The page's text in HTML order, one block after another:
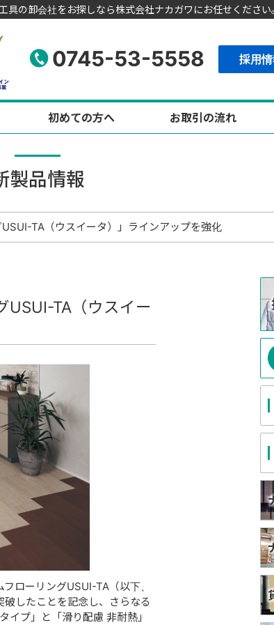
の卸会社をお探しなら株式会社ナカガワにお任せください
0745-53-5558 採用
初めての方へ お取引の流れ
製品情報
TA（ウスイータ）」ラインアップを強化
TA（ウスイー
ローリングUSUI-TA（以下、
したことを記念し、さらなる
プ」と「滑り配慮 非耐熱」